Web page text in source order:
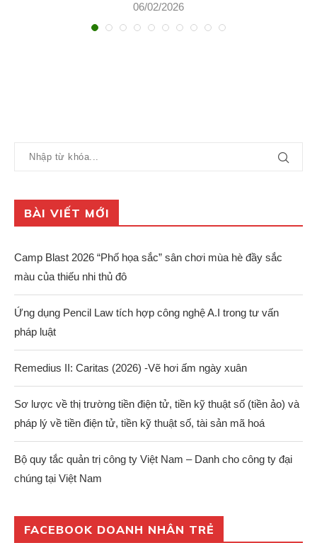
06/02/2026
BÀI VIẾT MỚI
Camp Blast 2026 “Phố họa sắc” sân chơi mùa hè đầy sắc
màu của thiếu nhi thủ đô
Ứng dụng Pencil Law tích hợp công nghệ A.I trong tư vấn
pháp luật
Remedius II: Caritas (2026) -Vẽ hơi ấm ngày xuân
Sơ lược về thị trường tiền điện tử, tiền kỹ thuật số (tiền ảo) và
pháp lý về tiền điện tử, tiền kỹ thuật số, tài sản mã hoá
Bộ quy tắc quản trị công ty Việt Nam – Danh cho công ty đại
chúng tại Việt Nam
FACEBOOK DOANH NHÂN TRẺ